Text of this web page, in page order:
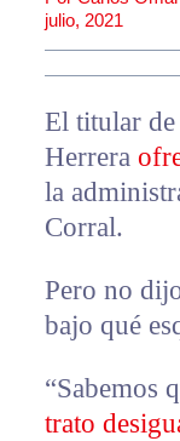
julio, 2021
El titular
Herrera
la
Corral.
Pero no
bajo qué
“Sabemos
trato